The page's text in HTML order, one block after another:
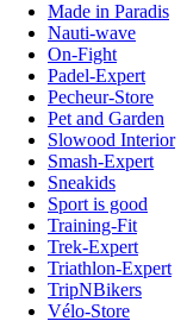
Made in Paradis
Nauti-wave
On-Fight
Padel-Expert
Pecheur-Store
Pet and Garden
Slowood Interior
Smash-Expert
Sneakids
Sport is good
Training-Fit
Trek-Expert
Triathlon-Expert
TripNBikers
Vélo-Store